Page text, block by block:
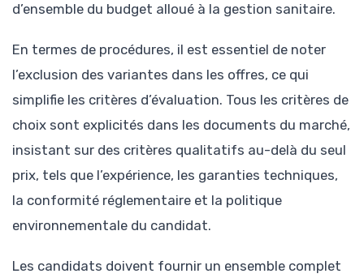
d’ensemble du budget alloué à la gestion sanitaire.
En termes de procédures, il est essentiel de noter
l’exclusion des variantes dans les offres, ce qui
simplifie les critères d’évaluation. Tous les critères de
choix sont explicités dans les documents du marché,
insistant sur des critères qualitatifs au-delà du seul
prix, tels que l’expérience, les garanties techniques,
la conformité réglementaire et la politique
environnementale du candidat.
Les candidats doivent fournir un ensemble complet